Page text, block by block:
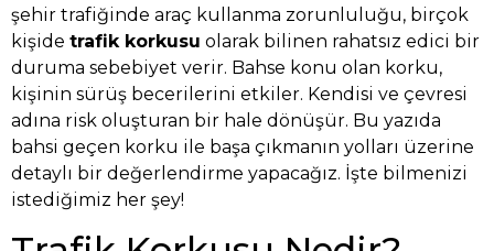
şehir trafiğinde araç kullanma zorunluluğu, birçok
kişide trafik korkusu olarak bilinen rahatsız edici bir
duruma sebebiyet verir. Bahse konu olan korku,
kişinin sürüş becerilerini etkiler. Kendisi ve çevresi
adına risk oluşturan bir hale dönüşür. Bu yazıda
bahsi geçen korku ile başa çıkmanın yolları üzerine
detaylı bir değerlendirme yapacağız. İşte bilmenizi
istediğimiz her şey!